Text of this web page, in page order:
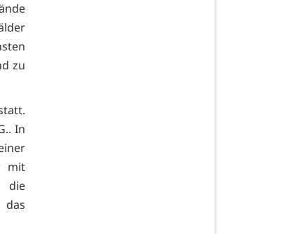
zu
In
mit
die
das